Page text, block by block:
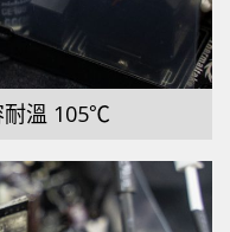
耐溫 105℃